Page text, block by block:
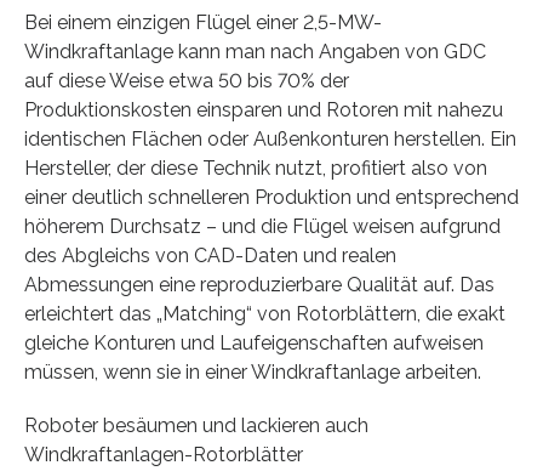
Bei einem einzigen Flügel einer 2,5-MW-
Windkraftanlage kann man nach Angaben von GDC
auf diese Weise etwa 50 bis 70% der
Produktionskosten einsparen und Rotoren mit nahezu
identischen Flächen oder Außenkonturen herstellen. Ein
Hersteller, der diese Technik nutzt, profitiert also von
einer deutlich schnelleren Produktion und entsprechend
höherem Durchsatz – und die Flügel weisen aufgrund
des Abgleichs von CAD-Daten und realen
Abmessungen eine reproduzierbare Qualität auf. Das
erleichtert das „Matching“ von Rotorblättern, die exakt
gleiche Konturen und Laufeigenschaften aufweisen
müssen, wenn sie in einer Windkraftanlage arbeiten.
Roboter besäumen und lackieren auch
Windkraftanlagen-Rotorblätter